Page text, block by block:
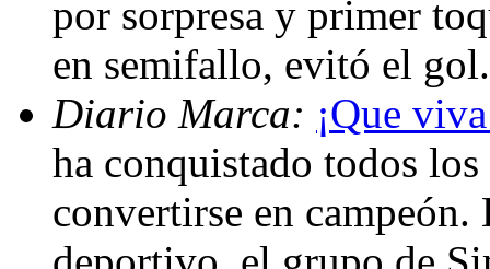
por sorpresa y primer
en semifallo, evitó el
Diario Marca: ¡Que
ha conquistado todos los
convertirse en